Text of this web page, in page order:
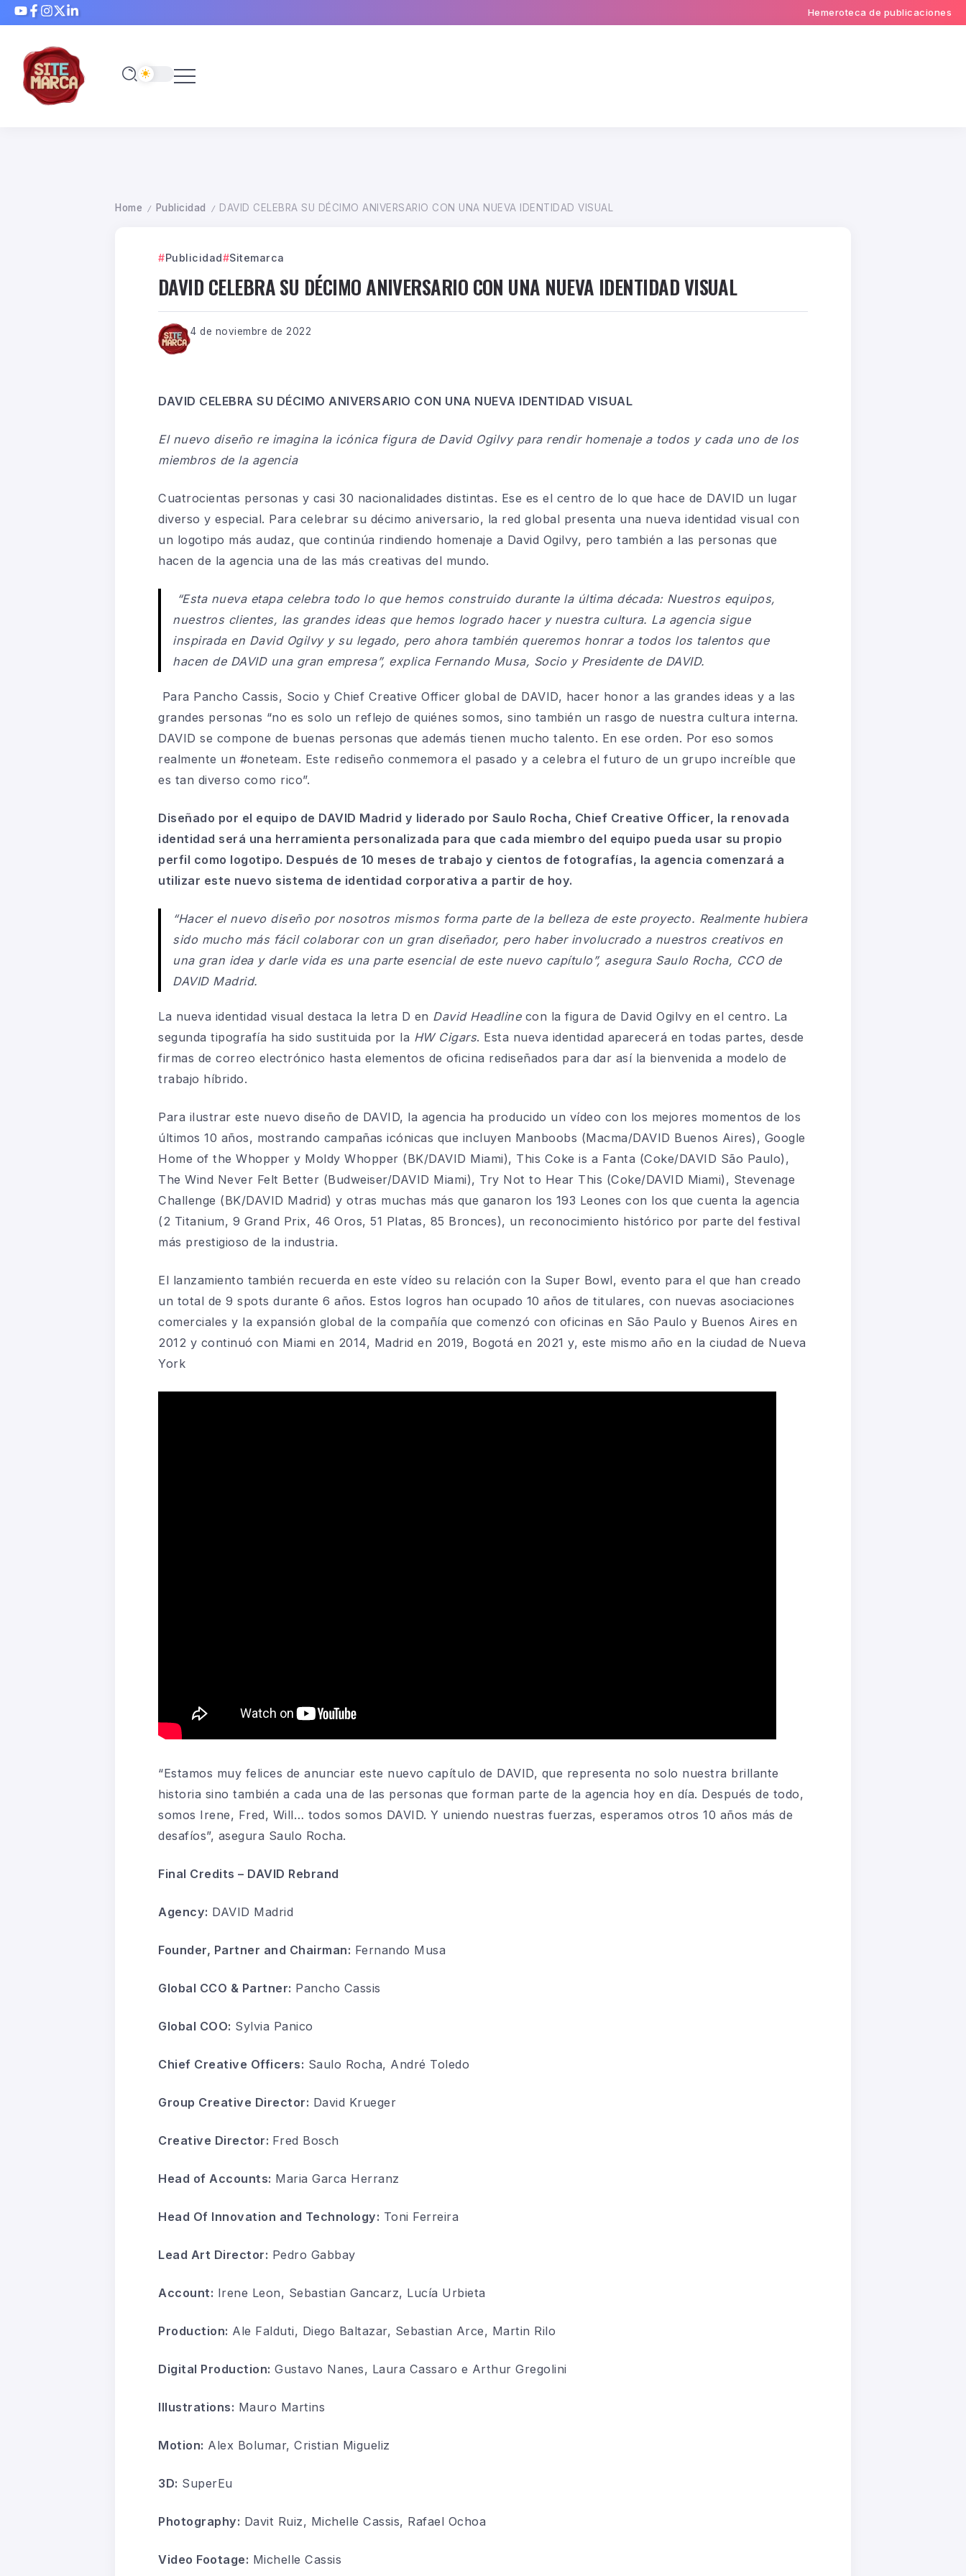
Hemeroteca de publicaciones
Home / Publicidad / DAVID CELEBRA SU DÉCIMO ANIVERSARIO CON UNA NUEVA IDENTIDAD VISUAL
Publicidad Sitemarca
DAVID CELEBRA SU DÉCIMO ANIVERSARIO CON UNA NUEVA IDENTIDAD VISUAL
4 de noviembre de 2022
DAVID CELEBRA SU DÉCIMO ANIVERSARIO CON UNA NUEVA IDENTIDAD VISUAL
El nuevo diseño re imagina la icónica figura de David Ogilvy para rendir homenaje a todos y cada uno de los
miembros de la agencia
Cuatrocientas personas y casi 30 nacionalidades distintas. Ese es el centro de lo que hace de DAVID un lugar
diverso y especial. Para celebrar su décimo aniversario, la red global presenta una nueva identidad visual con
un logotipo más audaz, que continúa rindiendo homenaje a David Ogilvy, pero también a las personas que
hacen de la agencia una de las más creativas del mundo.
“Esta nueva etapa celebra todo lo que hemos construido durante la última década: Nuestros equipos,
nuestros clientes, las grandes ideas que hemos logrado hacer y nuestra cultura. La agencia sigue
inspirada en David Ogilvy y su legado, pero ahora también queremos honrar a todos los talentos que
hacen de DAVID una gran empresa”, explica Fernando Musa, Socio y Presidente de DAVID.
Para Pancho Cassis, Socio y Chief Creative Officer global de DAVID, hacer honor a las grandes ideas y a las
grandes personas “no es solo un reflejo de quiénes somos, sino también un rasgo de nuestra cultura interna.
DAVID se compone de buenas personas que además tienen mucho talento. En ese orden. Por eso somos
realmente un #oneteam. Este rediseño conmemora el pasado y a celebra el futuro de un grupo increíble que
es tan diverso como rico”.
Diseñado por el equipo de DAVID Madrid y liderado por Saulo Rocha, Chief Creative Officer, la renovada
identidad será una herramienta personalizada para que cada miembro del equipo pueda usar su propio
perfil como logotipo. Después de 10 meses de trabajo y cientos de fotografías, la agencia comenzará a
utilizar este nuevo sistema de identidad corporativa a partir de hoy.
“Hacer el nuevo diseño por nosotros mismos forma parte de la belleza de este proyecto. Realmente hubiera
sido mucho más fácil colaborar con un gran diseñador, pero haber involucrado a nuestros creativos en
una gran idea y darle vida es una parte esencial de este nuevo capítulo”, asegura Saulo Rocha, CCO de
DAVID Madrid.
La nueva identidad visual destaca la letra D en David Headlinecon la figura de David Ogilvy en el centro. La
segunda tipografía ha sido sustituida por la HW Cigars. Esta nueva identidad aparecerá en todas partes, desde
firmas de correo electrónico hasta elementos de oficina rediseñados para dar así la bienvenida a modelo de
trabajo híbrido.
Para ilustrar este nuevo diseño de DAVID, la agencia ha producido un vídeo con los mejores momentos de los
últimos 10 años, mostrando campañas icónicas que incluyen Manboobs (Macma/DAVID Buenos Aires), Google
Home of the Whopper y Moldy Whopper (BK/DAVID Miami), This Coke is a Fanta (Coke/DAVID São Paulo),
The Wind Never Felt Better (Budweiser/DAVID Miami), Try Not to Hear This (Coke/DAVID Miami), Stevenage
Challenge (BK/DAVID Madrid) y otras muchas más que ganaron los 193 Leones con los que cuenta la agencia
(2 Titanium, 9 Grand Prix, 46 Oros, 51 Platas, 85 Bronces), un reconocimiento histórico por parte del festival
más prestigioso de la industria.
El lanzamiento también recuerda en este vídeo su relación con la Super Bowl, evento para el que han creado
un total de 9 spots durante 6 años. Estos logros han ocupado 10 años de titulares, con nuevas asociaciones
comerciales y la expansión global de la compañía que comenzó con oficinas en São Paulo y Buenos Aires en
2012 y continuó con Miami en 2014, Madrid en 2019, Bogotá en 2021 y, este mismo año en la ciudad de Nueva
York
“Estamos muy felices de anunciar este nuevo capítulo de DAVID, que representa no solo nuestra brillante
historia sino también a cada una de las personas que forman parte de la agencia hoy en día. Después de todo,
somos Irene, Fred, Will… todos somos DAVID. Y uniendo nuestras fuerzas, esperamos otros 10 años más de
desafíos”, asegura Saulo Rocha.
Final Credits – DAVID Rebrand
Agency: DAVID Madrid
Founder, Partner and Chairman: Fernando Musa
Global CCO & Partner: Pancho Cassis
Global COO: Sylvia Panico
Chief Creative Officers: Saulo Rocha, André Toledo
Group Creative Director: David Krueger
Creative Director: Fred Bosch
Head of Accounts: Maria Garca Herranz
Head Of Innovation and Technology: Toni Ferreira
Lead Art Director: Pedro Gabbay
Account: Irene Leon, Sebastian Gancarz, Lucía Urbieta
Production: Ale Falduti, Diego Baltazar, Sebastian Arce, Martin Rilo
Digital Production: Gustavo Nanes, Laura Cassaro e Arthur Gregolini
Illustrations: Mauro Martins
Motion: Alex Bolumar, Cristian Migueliz
3D: SuperEu
Photography: Davit Ruiz, Michelle Cassis, Rafael Ochoa
Video Footage: Michelle Cassis